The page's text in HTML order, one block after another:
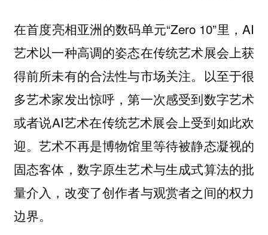
在首度亮相亚洲的数码单元“Zero 10”里，AI
艺术以一种高调的姿态在传统艺术展会上获
得前所未有的合法性与市场关注。以至于很
多艺术家发出惊呼，第一次感受到数字艺术
或者说AI艺术在传统艺术展会上受到如此欢
迎。艺术不再是博物馆里等待被静态凝视的
固态客体，数字原生艺术与生成式算法的批
量介入，改变了创作者与观赏者之间的权力
边界。